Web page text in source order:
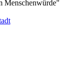
Menschenwürde"